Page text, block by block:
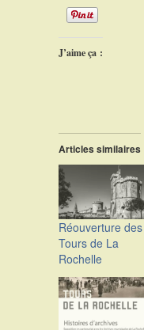
J’aime ça :
Articles similaires
Réouverture des
Tours de La
Rochelle